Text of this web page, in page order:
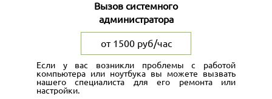
Вызов системного
администратора
от 1500 руб/час
Если у вас возникли проблемы с работой
компьютера или ноутбука вы можете вызвать
нашего специалиста для его ремонта или
настройки.